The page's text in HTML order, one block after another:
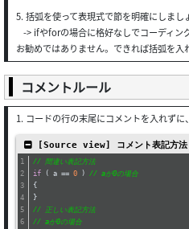
5. 括弧を使って表現式で節を明確にしまし
-> ifやforの場合に格好なしでコーディン
お勧めではありません。できれば括弧を入
コメントルール
1. コードの行の末尾にコメントを入れずに
[Source view] コメント表記方法
// 間違い表記方法
if ( a == 0 ) // aが0の場合
{
}
// 正しい表記方法
// aが0の場合